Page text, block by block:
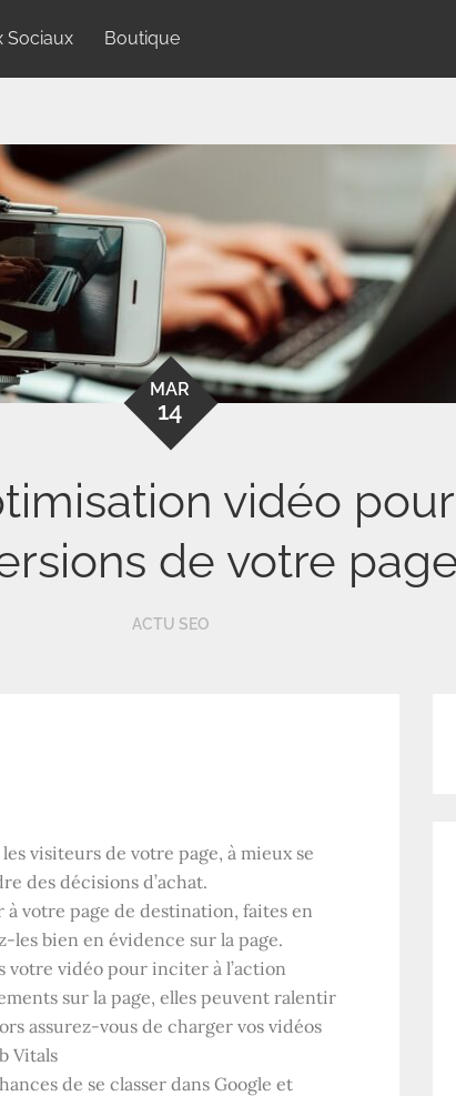
Sociaux Boutique
MAR
14
vidéo
de votre
ACTU SEO
visiteurs de votre page, à mieux se
des décisions d’achat.
votre page de destination, faites en
les bien en évidence sur la page.
votre vidéo pour inciter à l’action
sur la page, elles peuvent ralentir
assurez-vous de charger vos vidéos
Vitals
de se classer dans Google et